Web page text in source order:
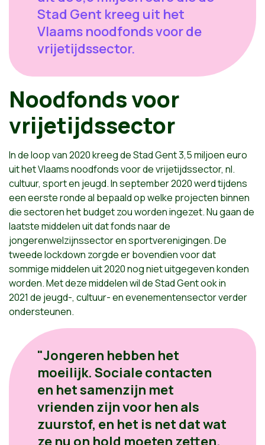
Stad Gent kreeg uit het
Vlaams noodfonds voor de
vrijetijdssector.
Noodfonds voor
vrijetijdssector
In de loop van 2020 kreeg de Stad Gent 3,5 miljoen euro
uit het Vlaams noodfonds voor de vrijetijdssector, nl.
cultuur, sport en jeugd. In september 2020 werd tijdens
een eerste ronde al bepaald op welke projecten binnen
die sectoren het budget zou worden ingezet. Nu gaan de
laatste middelen uit dat fonds naar de
jongerenwelzijnssector en sportverenigingen. De
tweede lockdown zorgde er bovendien voor dat
sommige middelen uit 2020 nog niet uitgegeven konden
worden. Met deze middelen wil de Stad Gent ook in
2021 de jeugd-, cultuur- en evenementensector verder
ondersteunen.
"Jongeren hebben het
moeilijk. Sociale contacten
en het samenzijn met
vrienden zijn voor hen als
zuurstof, en het is net dat wat
ze nu on hold moeten zetten.